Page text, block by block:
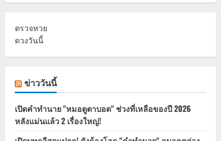
ตรวจหวย
ดวงวันนี้
ข่าววันนี้
เปิดคำทำนาย "หมอดูตาบอด" ช่วงที่เหลือของปี 2026
หลังแม่นแล้ว 2 เรื่องใหญ่!